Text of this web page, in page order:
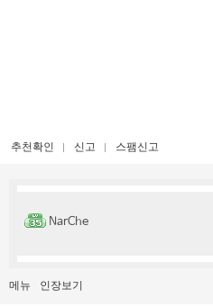
추천확인 신고 스팸신고
NarChe
메뉴 인장보기